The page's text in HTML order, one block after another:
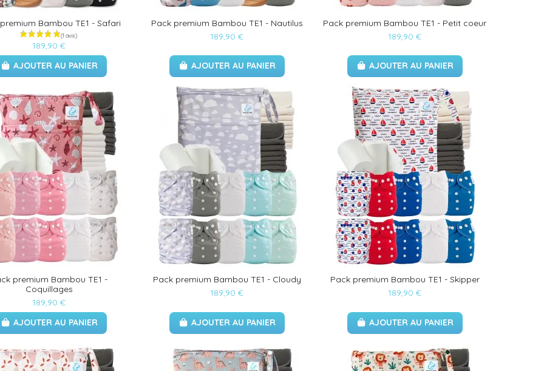
Bambou TE1 - Safari
189,90 €
AJOUTER AU PANIER
Pack premium Bambou TE1 - Nautilus
189,90 €
AJOUTER AU PANIER
Pack premium Bambou TE1 - Petit coeur
189,90 €
AJOUTER AU PANIER
premium Bambou TE1 -
Coquillages
189,90 €
AJOUTER AU PANIER
Pack premium Bambou TE1 - Cloudy
189,90 €
AJOUTER AU PANIER
Pack premium Bambou TE1 - Skipper
189,90 €
AJOUTER AU PANIER